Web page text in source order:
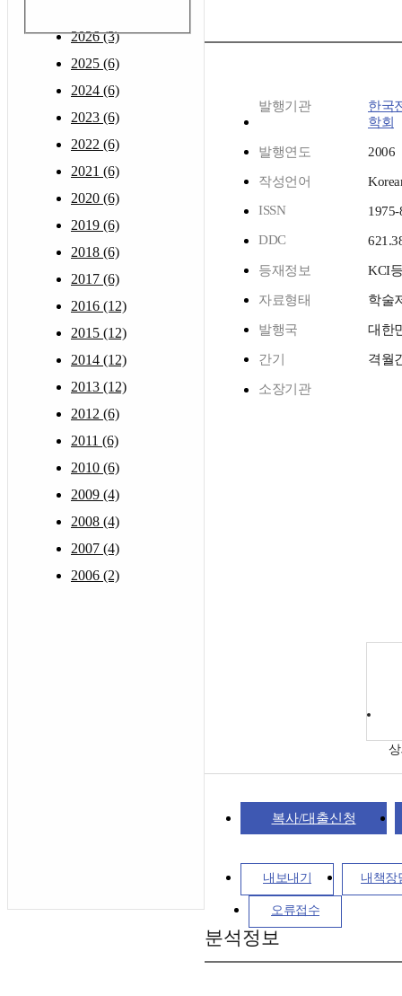
2026 (3)
2025 (6)
2024 (6)
2023 (6)
2022 (6)
2021 (6)
2020 (6)
2019 (6)
2018 (6)
2017 (6)
2016 (12)
2015 (12)
2014 (12)
2013 (12)
2012 (6)
2011 (6)
2010 (6)
2009 (4)
2008 (4)
2007 (4)
2006 (2)
발행기관
한국
학회
발행연도 2006
작성언어
ISSN
1975-
DDC
등재정보 KCI
자료형태 학술
발행국 대한
간기 격월
소장기관
복사/대출신청
내보내기 내책장
오류접수
분석정보